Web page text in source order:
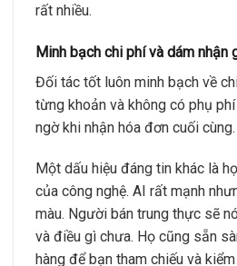
rất nhiều.
Minh bạch chi phí và dám nhận
Đối tác tốt luôn minh bạch về
từng khoản và không có phụ
ngờ khi nhận hóa đơn cuối cùng.
Một dấu hiệu đáng tin khác là
của công nghệ. AI rất mạnh
màu. Người bán trung thực sẽ
và điều gì chưa. Họ cũng sẵn
hàng để bạn tham chiếu và